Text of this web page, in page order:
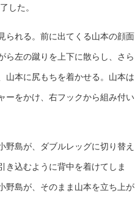
した。
られる。前に出てくる山本の顔面
ら左の蹴りを上下に散らし、さら
山本に尻もちを着かせる。山本は
ーをかけ、右フックから組み付い
野島が、ダブルレッグに切り替え
き込むように背中を着けてしま
野島が、そのまま山本を立ち上が